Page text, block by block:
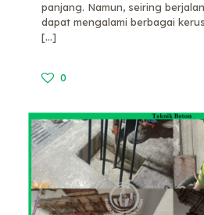
panjang. Namun, seiring
dapat mengalami berbagai
[…]
0